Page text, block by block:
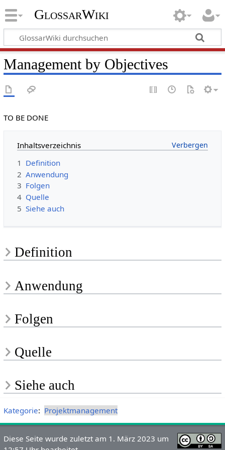
GlossarWiki
Management by Objectives
TO BE DONE
Inhaltsverzeichnis
1 Definition
2 Anwendung
3 Folgen
4 Quelle
5 Siehe auch
Definition
Anwendung
Folgen
Quelle
Siehe auch
Kategorie: Projektmanagement
Diese Seite wurde zuletzt am 1. März 2023 um